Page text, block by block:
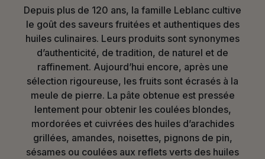
Depuis plus de 120 ans, la famille Leblanc cultive
le goût des saveurs fruitées et authentiques des
huiles culinaires. Leurs produits sont synonymes
d’authenticité, de tradition, de naturel et de
raffinement. Aujourd’hui encore, après une
sélection rigoureuse, les fruits sont écrasés à la
meule de pierre. La pâte obtenue est pressée
lentement pour obtenir les coulées blondes,
mordorées et cuivrées des huiles d’arachides
grillées, amandes, noisettes, pignons de pin,
sésames ou coulées aux reflets verts des huiles